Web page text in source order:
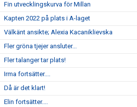
Fin utvecklingskurva för Millan
Kapten 2022 på plats i A-laget
Välkänt ansikte; Alexia Kacaniklievska
Fler gröna tjejer ansluter...
Fler talanger tar plats!
Irma fortsätter....
Då är det klart!
Elin fortsätter....